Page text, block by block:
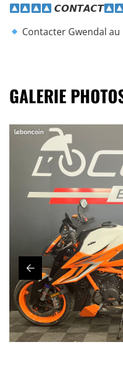
𝘾𝙊𝙉𝙏𝘼𝘾𝙏
Contacter Gwendal au
GALERIE